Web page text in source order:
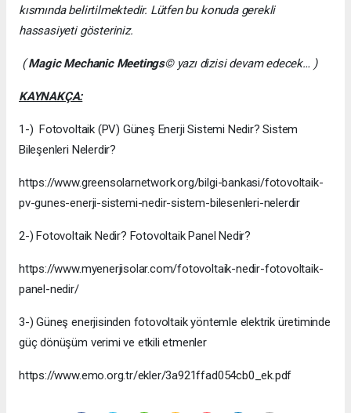
kısmında belirtilmektedir. Lütfen bu konuda gerekli
hassasiyeti gösteriniz.
(Magic Mechanic Meetings© yazı dizisi devam edecek… )
KAYNAKÇA:
1-) Fotovoltaik (PV) Güneş Enerji Sistemi Nedir? Sistem
Bileşenleri Nelerdir?
https://www.greensolarnetwork.org/bilgi-bankasi/fotovoltaik-
pv-gunes-enerji-sistemi-nedir-sistem-bilesenleri-nelerdir
2-) Fotovoltaik Nedir? Fotovoltaik Panel Nedir?
https://www.myenerjisolar.com/fotovoltaik-nedir-fotovoltaik-
panel-nedir/
3-) Güneş enerjisinden fotovoltaik yöntemle elektrik üretiminde
güç dönüşüm verimi ve etkili etmenler
https://www.emo.org.tr/ekler/3a921ffad054cb0_ek.pdf